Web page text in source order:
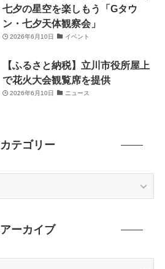
七夕の星空を楽しもう「Gタウ
ン・七夕天体観察会」
2026年6月10日 イベント
【ふるさと納税】立川市役所屋上
で花火大会観覧席を提供
2026年6月10日 ニュース
カテゴリー
アーカイブ